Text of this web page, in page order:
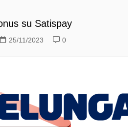
su Satispay
25/11/2023 0